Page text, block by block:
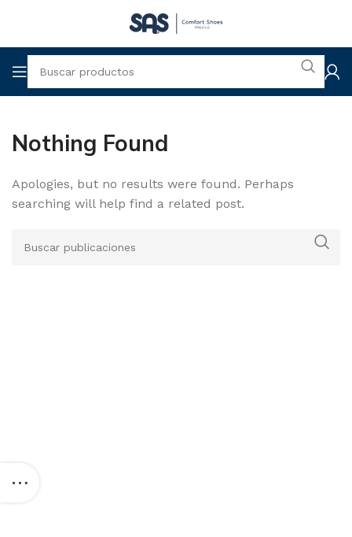
Nothing Found
Apologies, but no results were found. Perhaps
searching will help find a related post.